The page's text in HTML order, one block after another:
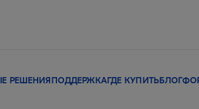
РЕШЕНИЯ ПОДДЕРЖКАГДЕ КУПИТЬ БЛОГ